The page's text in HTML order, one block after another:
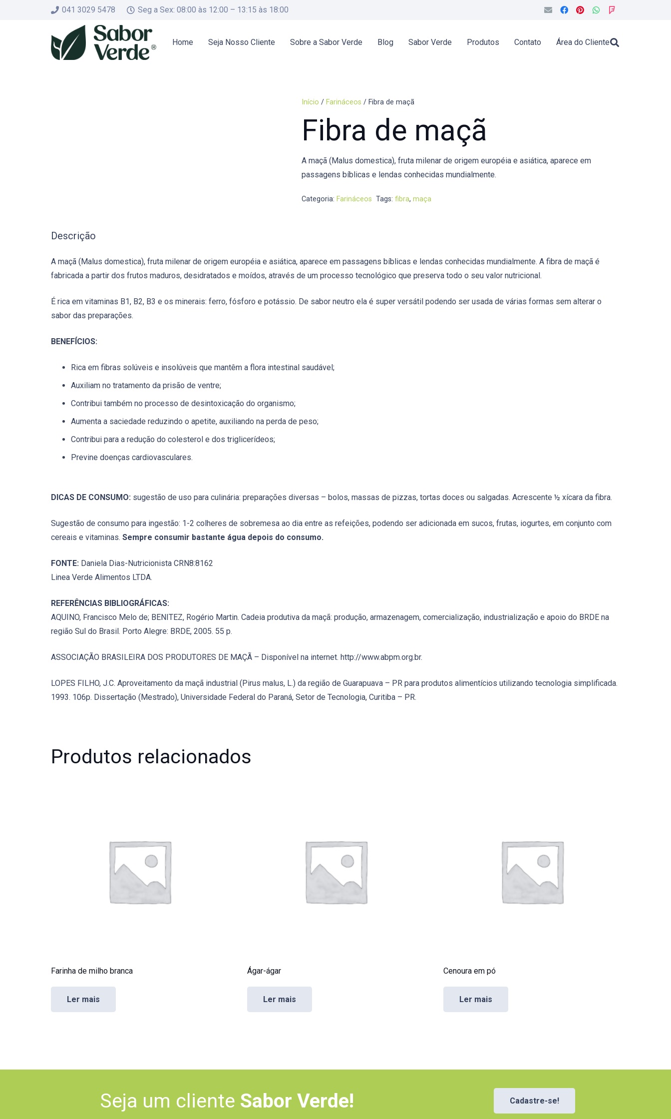
041 3029 5478 Seg a Sex: 08:00 às 12:00 – 13:15 às 18:00
Home Seja Nosso Cliente Sobre a Sabor Verde Blog Sabor Verde Produtos Contato Área do Cliente
Início / Farináceos / Fibra de maçã
Fibra de maçã
A maçã (Malus domestica), fruta milenar de origem européia e asiática, aparece em
passagens bíblicas e lendas conhecidas mundialmente.
Categoria: Farináceos Tags:fibra,maça
Descrição
A maçã (Malus domestica), fruta milenar de origem européia e asiática, aparece em passagens bíblicas e lendas conhecidas mundialmente. A fibra de maçã é
fabricada a partir dos frutos maduros, desidratados e moídos, através de um processo tecnológico que preserva todo o seu valor nutricional.
É rica em vitaminas B1, B2, B3 e os minerais: ferro, fósforo e potássio. De sabor neutro ela é super versátil podendo ser usada de várias formas sem alterar o
sabor das preparações.
BENEFÍCIOS:
Rica em fibras solúveis e insolúveis que mantêm a flora intestinal saudável;
Auxiliam no tratamento da prisão de ventre;
Contribui também no processo de desintoxicação do organismo;
Aumenta a saciedade reduzindo o apetite, auxiliando na perda de peso;
Contribui para a redução do colesterol e dos triglicerídeos;
Previne doenças cardiovasculares.
DICAS DE CONSUMO: sugestão de uso para culinária: preparações diversas – bolos, massas de pizzas, tortas doces ou salgadas. Acrescente ½ xícara da fibra.
Sugestão de consumo para ingestão: 1-2 colheres de sobremesa ao dia entre as refeições, podendo ser adicionada em sucos, frutas, iogurtes, em conjunto com
cereais e vitaminas. Sempre consumir bastante água depois do consumo.
FONTE: Daniela Dias-Nutricionista CRN8:8162
Linea Verde Alimentos LTDA.
REFERÊNCIAS BIBLIOGRÁFICAS:
AQUINO, Francisco Melo de; BENITEZ, Rogério Martin. Cadeia produtiva da maçã: produção, armazenagem, comercialização, industrialização e apoio do BRDE na
região Sul do Brasil. Porto Alegre: BRDE, 2005. 55 p.
ASSOCIAÇÃO BRASILEIRA DOS PRODUTORES DE MAÇÃ – Disponível na internet. http://www.abpm.org.br.
LOPES FILHO, J.C. Aproveitamento da maçã industrial (Pirus malus, L.) da região de Guarapuava – PR para produtos alimentícios utilizando tecnologia simplificada.
1993. 106p. Dissertação (Mestrado), Universidade Federal do Paraná, Setor de Tecnologia, Curitiba – PR.
Produtos relacionados
Farinha de milho branca
Ler mais
Ágar-ágar
Ler mais
Cenoura em pó
Ler mais
Seja um cliente Sabor Verde! Cadastre-se!